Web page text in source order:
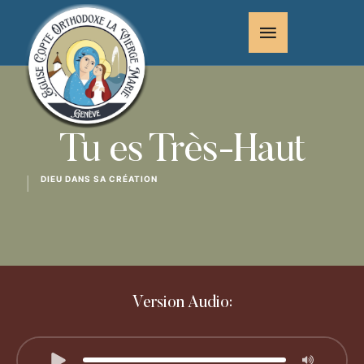
Tu es Très-Haut
DIEU DANS SA CRÉATION
Version Audio: